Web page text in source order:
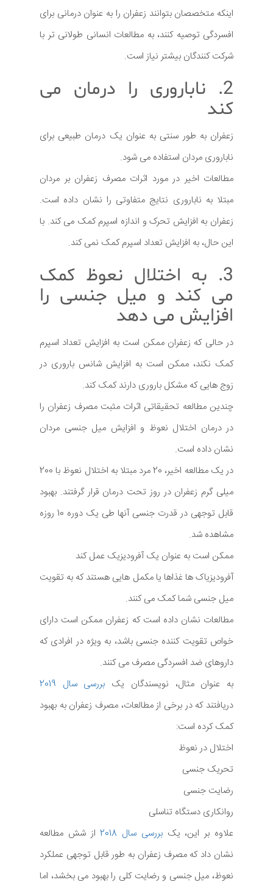
اینکه متخصصان بتوانند زعفران را به عنوان درمانی برای
افسردگی توصیه کنند، به مطالعات انسانی طولانی تر با
شرکت کنندگان بیشتر نیاز است.
2. ناباروری را درمان می
کند
زعفران به طور سنتی به عنوان یک درمان طبیعی برای
ناباروری مردان استفاده می شود.
مطالعات اخیر در مورد اثرات مصرف زعفران بر مردان
مبتلا به ناباروری نتایج متفاوتی را نشان داده است.
زعفران به افزایش تحرک و اندازه اسپرم کمک می کند. با
این حال، به افزایش تعداد اسپرم کمک نمی کند.
3. به اختلال نعوظ کمک
می کند و میل جنسی را
افزایش می دهد
در حالی که زعفران ممکن است به افزایش تعداد اسپرم
کمک نکند، ممکن است به افزایش شانس باروری در
زوج هایی که مشکل باروری دارند کمک کند.
چندین مطالعه تحقیقاتی اثرات مثبت مصرف زعفران را
در درمان اختلال نعوظ و افزایش میل جنسی مردان
نشان داده است.
در یک مطالعه اخیر، 20 مرد مبتلا به اختلال نعوظ با 200
میلی گرم زعفران در روز تحت درمان قرار گرفتند. بهبود
قابل توجهی در قدرت جنسی آنها طی یک دوره 10 روزه
مشاهده شد.
ممکن است به عنوان یک آفرودیزیک عمل کند
آفرودیزیاک ها غذاها یا مکمل هایی هستند که به تقویت
میل جنسی شما کمک می کنند.
مطالعات نشان داده است که زعفران ممکن است دارای
خواص تقویت کننده جنسی باشد، به ویژه در افرادی که
داروهای ضد افسردگی مصرف می کنند.
به عنوان مثال، نویسندگان یک بررسی سال 2019
دریافتند که در برخی از مطالعات، مصرف زعفران به بهبود
کمک کرده است:
اختلال در نعوظ
تحریک جنسی
رضایت جنسی
روانکاری دستگاه تناسلی
علاوه بر این، یکبررسی سال 2018
از شش مطالعه
نشان داد که مصرف زعفران به طور قابل توجهی عملکرد
نعوظ، میل جنسی و رضایت کلی را بهبود می بخشد، اما